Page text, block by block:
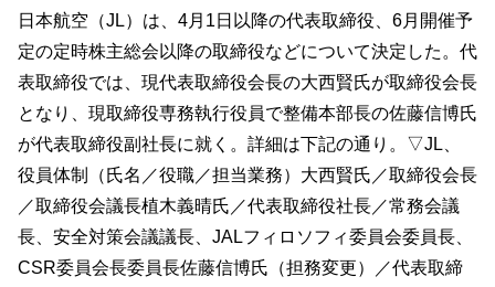
日本航空（JL）は、4月1日以降の代表取締役、6月開催予
定の定時株主総会以降の取締役などについて決定した。代
表取締役では、現代表取締役会長の大西賢氏が取締役会長
となり、現取締役専務執行役員で整備本部長の佐藤信博氏
が代表取締役副社長に就く。詳細は下記の通り。▽JL、
役員体制（氏名／役職／担当業務）大西賢氏／取締役会長
／取締役会議長植木義晴氏／代表取締役社長／常務会議
長、安全対策会議議長、JALフィロソフィ委員会委員長、
CSR委員会長委員長佐藤信博氏（担務変更）／代表取締